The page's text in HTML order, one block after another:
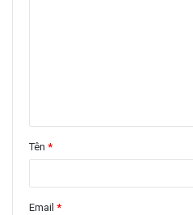
Tên *
Email *